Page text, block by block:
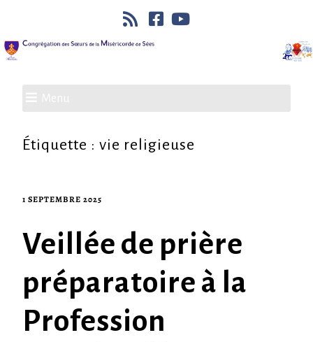
Étiquette : vie religieuse
1 SEPTEMBRE 2025
Veillée de prière
préparatoire à la
Profession